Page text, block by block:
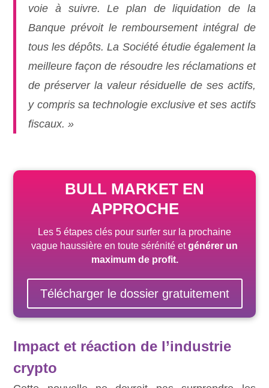
voie à suivre. Le plan de liquidation de la
Banque prévoit le remboursement intégral de
tous les dépôts. La Société étudie également la
meilleure façon de résoudre les réclamations et
de préserver la valeur résiduelle de ses actifs,
y compris sa technologie exclusive et ses actifs
fiscaux. »
BULL MARKET EN
APPROCHE
Les 5 étapes clés pour surfer sur la prochaine
vague haussière en toute sérénité etgénérer un
maximum de profit.
Télécharger le dossier gratuitement
Impact et réaction de l’industrie
crypto